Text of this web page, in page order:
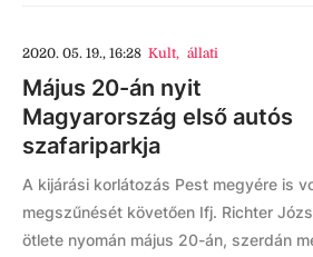
2020. 05. 19., 16:28 Kult, állati
Május 20-án nyit
Magyarország első autós
szafariparkja
A kijárási korlátozás Pest megyére is
megszűnését követően Ifj. Richter
ötlete nyomán május 20-án, szerdán